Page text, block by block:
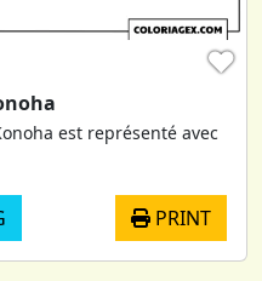
♥
est représenté avec
PRINT